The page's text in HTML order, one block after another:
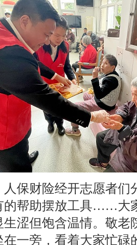
财险经开志愿者们
的帮助摆放工具……大
涩但饱含温情。敬老
一旁，看着大家忙碌